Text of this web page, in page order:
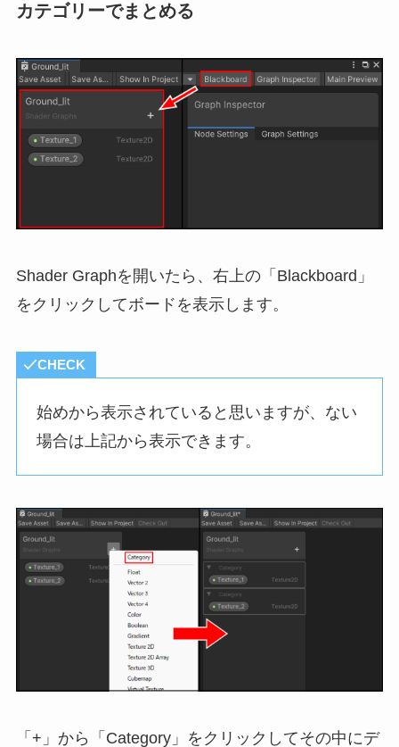
カテゴリーでまとめる
Shader Graphを開いたら、右上の「Blackboard」
をクリックしてボードを表示します。
CHECK
始めから表示されていると思いますが、ない
場合は上記から表示できます。
「+」から「Category」をクリックしてその中にデ